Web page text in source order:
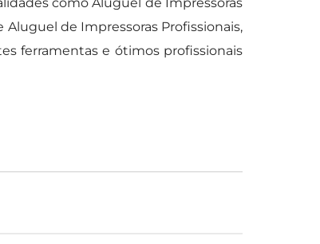
Aluguel de Impressoras Profissionais,
ferramentas e ótimos profissionais